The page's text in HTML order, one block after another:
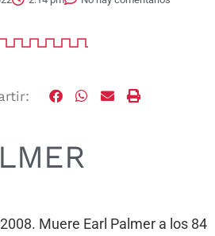
Muere Earl Palmer a los 84